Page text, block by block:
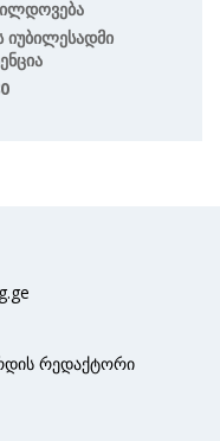
Იუბილესადმი
რედაქტორი